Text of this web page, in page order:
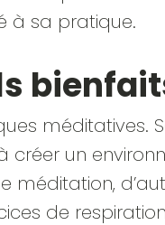
à sa pratique.
méditatives.
un
méditation,
de